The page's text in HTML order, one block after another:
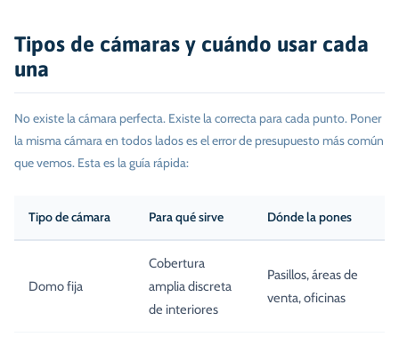
Tipos de cámaras y cuándo usar cada
una
No existe la cámara perfecta. Existe la correcta para cada punto. Poner
la misma cámara en todos lados es el error de presupuesto más común
que vemos. Esta es la guía rápida:
Tipo de cámara Para qué sirve Dónde la pones
Domo fija
Cobertura
amplia discreta
de interiores
Pasillos, áreas de
venta, oficinas